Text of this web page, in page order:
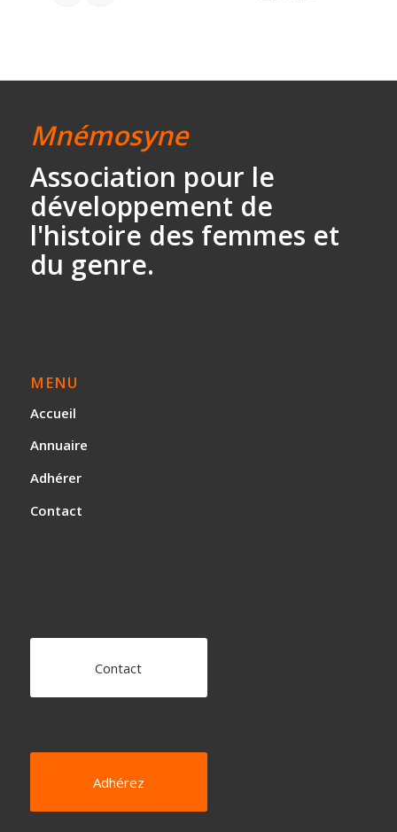
Mnémosyne
Association pour le
développement de
l'histoire des femmes et
du genre.
MENU
Accueil
Annuaire
Adhérer
Contact
Contact
Adhérez